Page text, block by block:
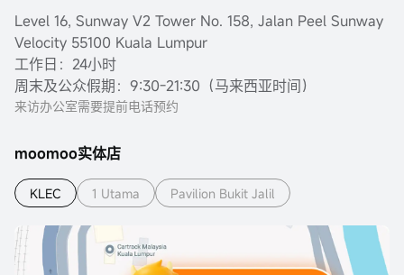
Level 16, Sunway V2 Tower No. 158, Jalan Peel Sunway
Velocity 55100 Kuala Lumpur
工作日：24小时
周末及公众假期：9:30-21:30（马来西亚时间）
来访办公室需要提前电话预约
moomoo实体店
KLEC 1 Utama Pavilion Bukit Jalil